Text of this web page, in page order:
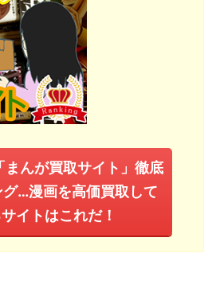
まんが買取サイト」徹底
グ…漫画を高価買取して
イトはこれだ！